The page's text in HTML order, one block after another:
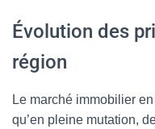
Évolution des
région
Le marché immobilier
qu’en pleine mutation,